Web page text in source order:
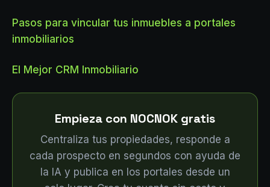
Pasos para vincular tus inmuebles a portales
inmobiliarios
El Mejor CRM Inmobiliario
Empieza con NOCNOK gratis
Centraliza tus propiedades, responde a
cada prospecto en segundos con ayuda de
la IA y publica en los portales desde un